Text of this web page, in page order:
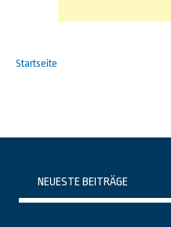
Startseite
NEUESTE BEITRÄGE